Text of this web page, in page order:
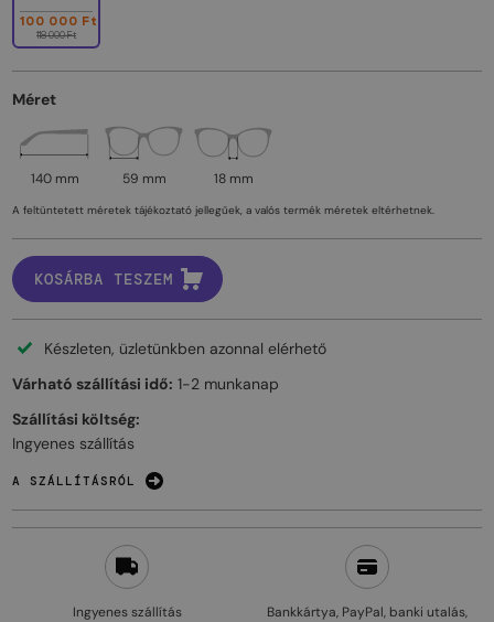
Ingyenes szállítás
Bankkártya, PayPal, banki utalás,
100 000 Ft
118 000 Ft
Méret
140 mm 59 mm 18 mm
A feltüntetett méretek tájékoztató jellegűek, a valós termék méretek eltérhetnek.
KOSÁRBA TESZEM
Készleten, üzletünkben azonnal elérhető
Várható szállítási idő: 1-2 munkanap
Szállítási költség:
Ingyenes szállítás
A SZÁLLÍTÁSRÓL